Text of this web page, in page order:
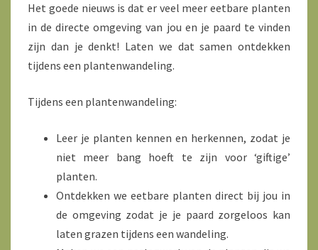
Het goede nieuws is dat er veel meer eetbare planten
in de directe omgeving van jou en je paard te vinden
zijn dan je denkt! Laten we dat samen ontdekken
tijdens een plantenwandeling.
Tijdens een plantenwandeling:
Leer je planten kennen en herkennen, zodat je
niet meer bang hoeft te zijn voor ‘giftige’
planten.
Ontdekken we eetbare planten direct bij jou in
de omgeving zodat je je paard zorgeloos kan
laten grazen tijdens een wandeling.